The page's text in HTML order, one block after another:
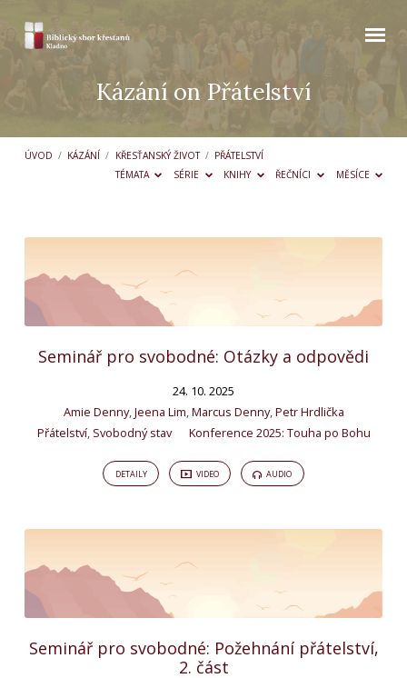
Kázání on Přátelství
ÚVOD / KÁZÁNÍ / KŘESŤANSKÝ ŽIVOT / PŘÁTELSTVÍ
TÉMATA
SÉRIE KNIHY ŘEČNÍCI MĚSÍCE
Kázání
on
Přátelství
Seminář pro svobodné: Otázky a odpovědi
24. 10. 2025
Amie Denny, Jeena Lim Marcus Denny, Petr Hrdlička
Přátelství, Svobodný stav Konference 2025: Touha po Bohu
DETAILY VIDEO AUDIO
Seminář pro svobodné: Požehnání přátelství,
2. část